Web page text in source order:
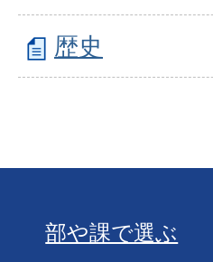
歴史
部や課で選ぶ